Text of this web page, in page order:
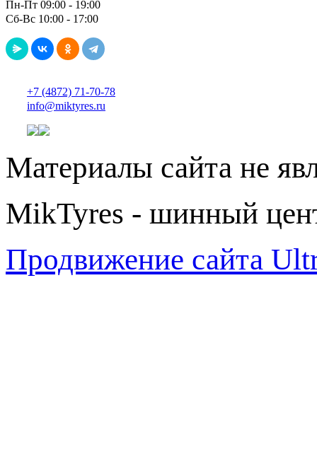
Пн-Пт 09:00 - 19:00
Сб-Вс 10:00 - 17:00
+7 (4872) 71-70-78
info@miktyres.ru
Материалы сайта не
MikTyres - шинный
Продвижение сайта